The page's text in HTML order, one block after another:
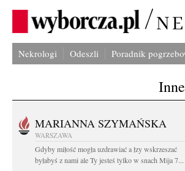
Nekrologi Odeszli Poradnik
MARIANNA SZYMAŃSKA
WARSZAWA
Gdyby miłość mogła uzdrawiać a łzy wskrzeszać
byłabyś z nami ale Ty jesteś tylko w snach Mija 7...